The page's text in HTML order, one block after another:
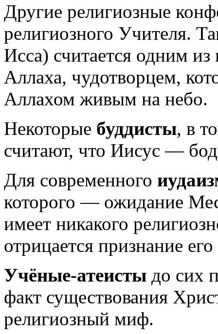
Другие религиозные
религиозного Учителя.
Исса) считается одним
Аллаха, чудотворцем,
Аллахом живым на небо.
Некоторые буддисты, в
считают, что Иисус —
Для современного
которого — ожидание
имеет никакого
отрицается признание
Учёные-атеисты до сих
факт существования
религиозный миф.